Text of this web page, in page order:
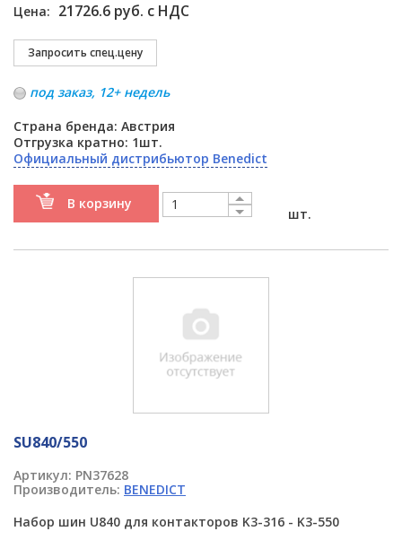
Цена: 21726.6 руб. с НДС
под заказ, 12+ недель
Страна бренда: Австрия
Отгрузка кратно: 1шт.
Официальный дистрибьютор Benedict
В корзину
шт.
SU840/550
Артикул: PN37628
Производитель: BENEDICT
Набор шин U840 для контакторов K3-316 - K3-550